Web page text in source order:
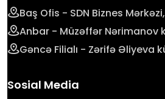
Baş Ofis - SDN Biznes Mərkəzi,
Anbar - Müzəffər Nərimanov
Gəncə Filialı - Zərifə Əliyeva
Sosial Media